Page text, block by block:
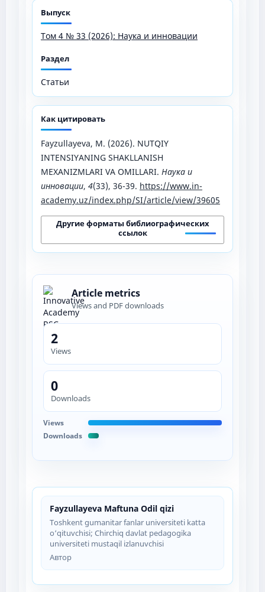
Fayzullayeva Maftuna Odil qizi
Toshkent gumanitar fanlar universiteti katta
o‘qituvchisi; Chirchiq davlat pedagogika
universiteti mustaqil izlanuvchisi
Автор
Выпуск
Том 4 № 33 (2026): Наука и инновации
Раздел
Статьи
Как цитировать
Fayzullayeva, M. (2026). NUTQIY
INTENSIYANING SHAKLLANISH
MEXANIZMLARI VA OMILLARI. Наука и
инновации, 4(33), 36-39. https://www.in-
academy.uz/index.php/SI/article/view/39605
Другие форматы библиографических
ссылок
Article metrics
Views and PDF downloads
2
Views
0
Downloads
Views
Downloads